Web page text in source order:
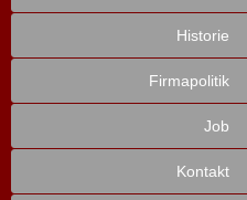
Historie
Firmapolitik
Job
Kontakt